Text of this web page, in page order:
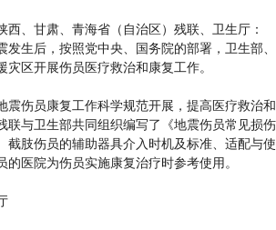
西、甘肃、青海省（自治区）残联、卫生厅：
发生后，按照党中央、国务院的部署，卫生部
灾区开展伤员医疗救治和康复工作。
震伤员康复工作科学规范开展，提高医疗救治
联与卫生部共同组织编写了《地震伤员常见损
截肢伤员的辅助器具介入时机及标准、适配与
的医院为伤员实施康复治疗时参考使用。